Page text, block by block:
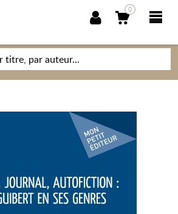
0
NOUVEAUTÉS
PUBLIBOOK
DES ÉCRIVAINS
ET SAVOIRS
PETIT ÉDITEUR